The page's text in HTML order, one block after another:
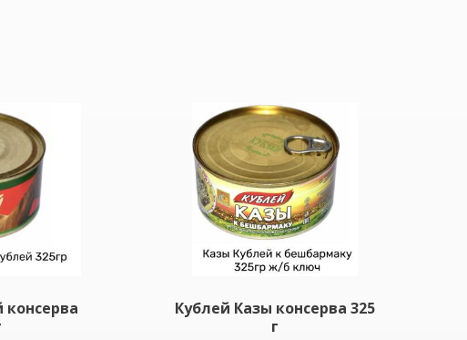
консерва
Кублей Казы консерва 325
г